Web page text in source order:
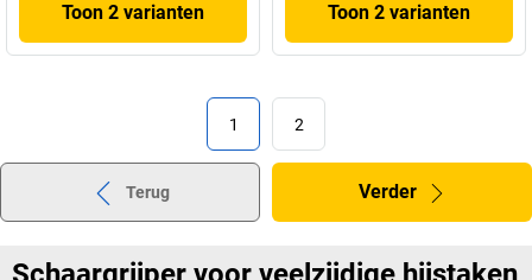
Toon 2 varianten Toon 2 varianten
1 2
Terug Verder